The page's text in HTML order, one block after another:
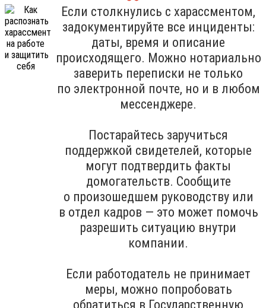
Если столкнулись с харассментом,
задокументируйте все инциденты:
даты, время и описание
происходящего. Можно нотариально
заверить переписки не только
по электронной почте, но и в любом
мессенджере.
Постарайтесь заручиться
поддержкой свидетелей, которые
могут подтвердить факты
домогательств. Сообщите
о произошедшем руководству или
в отдел кадров — это может помочь
разрешить ситуацию внутри
компании.
Если работодатель не принимает
меры, можно попробовать
обратиться в Государственную